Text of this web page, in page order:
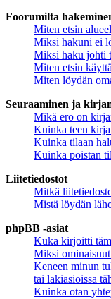
Foorumilta
Miten etsin
Miksi hakuni ei
Miksi haku johti
Miten etsin
Miten löydän
Seuraaminen ja
Mikä ero on
Kuinka teen
Kuinka tilaan
Kuinka poistan
Liitetiedostot
Mitkä
Mistä löydän
phpBB -asiat
Kuka kirjoitti
Miksi
Keneen minun
tai lakiasioissa
Kuinka otan